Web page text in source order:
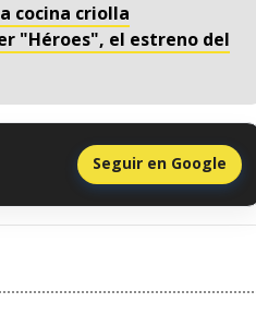
cocina criolla
"Héroes", el estreno del
Seguir en Google